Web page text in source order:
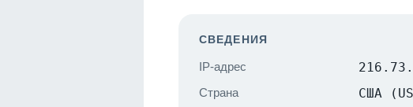
СВЕДЕНИЯ
IP-адрес
Страна США